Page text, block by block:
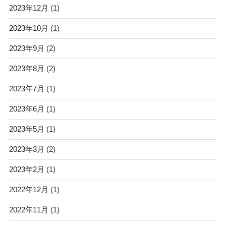
2023年12月 (1)
2023年10月 (1)
2023年9月 (2)
2023年8月 (2)
2023年7月 (1)
2023年6月 (1)
2023年5月 (1)
2023年3月 (2)
2023年2月 (1)
2022年12月 (1)
2022年11月 (1)